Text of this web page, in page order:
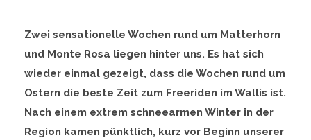
Zwei sensationelle Wochen rund um Matterhorn
und Monte Rosa liegen hinter uns. Es hat sich
wieder einmal gezeigt, dass die Wochen rund um
Ostern die beste Zeit zum Freeriden im Wallis ist.
Nach einem extrem schneearmen Winter in der
Region kamen pünktlich, kurz vor Beginn unserer